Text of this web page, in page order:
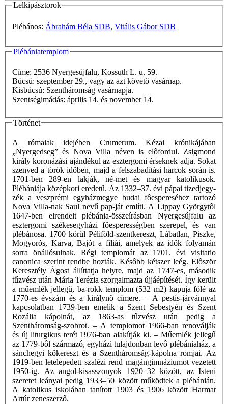
Lelkipásztorok
Plébános: Ábrahám Béla SDB, Vitális Gábor SDB
Plébániatemplom
Címe: 2536 Nyergesújfalu, Kossuth L. u. 59.
Búcsú: szeptember 29., vagy az azt követő vasárnap.
Kisbúcsú: Szentháromság vasárnapja.
Szentségimádás: április 14. és november 14.
Történet
A rómaiak idejében Crumerum. Kézai krónikájában
„Nyergedseg” és Nova Villa néven is elôfordul. Zsigmond
király koronázási ajándékul az esztergomi érseknek adja. Sokat
szenved a török idôben, majd a felszabadítási harcok során is.
1701-ben 289-en lakják, né-met és magyar katolikusok.
Plébániája középkori eredetű. Az 1332–37. évi pápai tizedjegy-
zék a veszprémi egyházmegye budai fôespereséhez tartozó
Nova Villa-nak Saul nevű pap-ját említi. A Lippay Györgytôl
1647-ben elrendelt plébánia-összeírásban Nyergesújfalu az
esztergomi székesegyházi fôesperességben szerepel, és van
plébánosa. 1700 körül Péliföld-szentkereszt, Lábatlan, Piszke,
Mogyorós, Karva, Bajót a filiái, amelyek az idôk folyamán
sorra önállósulnak. Régi templomát az 1701. évi visitatio
canonica szerint rendbe hozták. Késôbb kétszer leég. Elôször
Keresztély Ágost állíttatja helyre, majd az 1747-es, második
tűzvész után Mária Terézia szorgalmazta újjáépítését. Így került
a műemlék jellegű, ba-rokk templom (532 m2) kapuja fölé az
1770-es évszám és a királynô címere. – A pestis-járvánnyal
kapcsolatban 1739-ben emelik a Szent Sebestyén és Szent
Rozália kápolnát, az 1863-as tűzvész után pedig a
Szentháromság-szobrot. – A templomot 1966-ban renoválják
és új liturgikus terét 1976-ban alakítják ki. – Műemlék jellegű
az 1779-bôl származó, egyházi tulajdonban levô plébániaház, a
sánchegyi kôkereszt és a Szentháromság-kápolna romjai. Az
1919-ben letelepedett szalézi rend magángimnáziumot vezetett
1950-ig. Az angol-kisasszonyok 1920–32 között, az Isteni
szeretet leányai pedig 1933–50 között működtek a plébánián.
A katolikus iskolában tanított 1903 és 1906 között Harmat
Artúr zeneszerző.